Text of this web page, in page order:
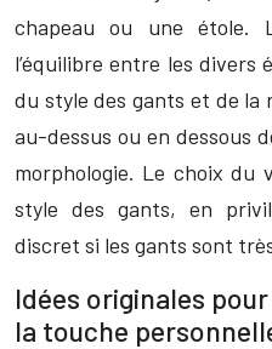
chapeau ou une étole.
l’équilibre entre les divers
du style des gants et de la
au-dessus ou en dessous
morphologie. Le choix du
style des gants, en
discret si les gants sont
Idées originales
la touche